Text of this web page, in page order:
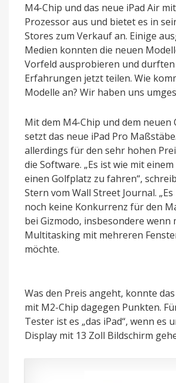
M4-Chip und das neue iPad Air
Prozessor aus und bietet es in
Stores zum Verkauf an. Einige
Medien konnten die neuen
Vorfeld ausprobieren und
Erfahrungen jetzt teilen. Wie
Modelle an? Wir haben uns
Mit dem M4-Chip und dem neuen
setzt das neue iPad Pro
allerdings für den sehr hohen
die Software. „Es ist wie mit
einen Golfplatz zu fahren“,
Stern vom Wall Street Journal.
noch keine Konkurrenz für den
bei Gizmodo, insbesondere wenn
Multitasking mit mehreren
möchte.
Was den Preis angeht, konnte
mit M2-Chip dagegen Punkten.
Tester ist es „das iPad“, wenn es
Display mit 13 Zoll Bildschirm